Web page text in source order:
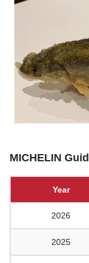
MICHELIN
Year
2026
2025